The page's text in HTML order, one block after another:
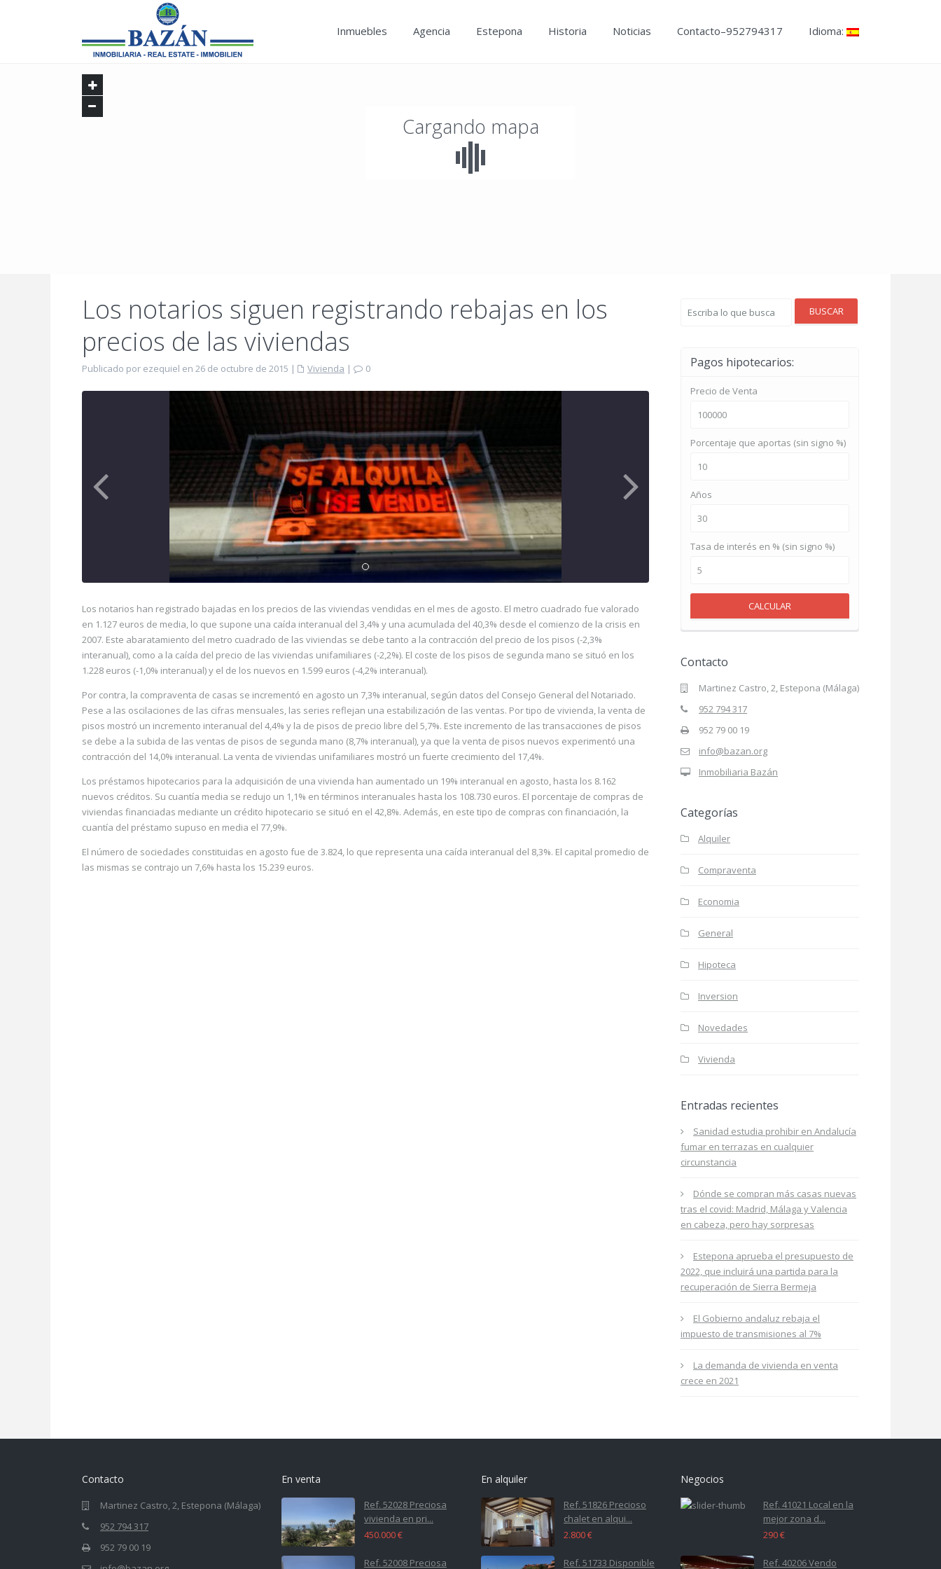
Inmuebles Agencia Estepona Historia Noticias Contacto–952794317 Idioma:
Cargando mapa
Los notarios siguen registrando rebajas en los
precios de las viviendas
Publicado por ezequiel en 26 de octubre de 2015 | Vivienda | 0
Los notarios han registrado bajadas en los precios de las viviendas vendidas en el mes de agosto. El metro cuadrado fue valorado
en 1.127 euros de media, lo que supone una caída interanual del 3,4% y una acumulada del 40,3% desde el comienzo de la crisis en
2007. Este abaratamiento del metro cuadrado de las viviendas se debe tanto a la contracción del precio de los pisos (-2,3%
interanual), como a la caída del precio de las viviendas unifamiliares (-2,2%). El coste de los pisos de segunda mano se situó en los
1.228 euros (-1,0% interanual) y el de los nuevos en 1.599 euros (-4,2% interanual).
Por contra, la compraventa de casas se incrementó en agosto un 7,3% interanual, según datos del Consejo General del Notariado.
Pese a las oscilaciones de las cifras mensuales, las series reflejan una estabilización de las ventas. Por tipo de vivienda, la venta de
pisos mostró un incremento interanual del 4,4% y la de pisos de precio libre del 5,7%. Este incremento de las transacciones de pisos
se debe a la subida de las ventas de pisos de segunda mano (8,7% interanual), ya que la venta de pisos nuevos experimentó una
contracción del 14,0% interanual. La venta de viviendas unifamiliares mostró un fuerte crecimiento del 17,4%.
Los préstamos hipotecarios para la adquisición de una vivienda han aumentado un 19% interanual en agosto, hasta los 8.162
nuevos créditos. Su cuantía media se redujo un 1,1% en términos interanuales hasta los 108.730 euros. El porcentaje de compras de
viviendas financiadas mediante un crédito hipotecario se situó en el 42,8%. Además, en este tipo de compras con financiación, la
cuantía del préstamo supuso en media el 77,9%.
El número de sociedades constituidas en agosto fue de 3.824, lo que representa una caída interanual del 8,3%. El capital promedio de
las mismas se contrajo un 7,6% hasta los 15.239 euros.
BUSCAR
Pagos hipotecarios:
Precio de Venta
Porcentaje que aportas (sin signo %)
Años
Tasa de interés en % (sin signo %)
CALCULAR
Contacto
Martinez Castro, 2, Estepona (Málaga)
952 794 317
952 79 00 19
info@bazan.org
Inmobiliaria Bazán
Categorías
Alquiler
Compraventa
Economia
General
Hipoteca
Inversion
Novedades
Vivienda
Entradas recientes
Sanidad estudia prohibir en Andalucía
fumar en terrazas en cualquier
circunstancia
Dónde se compran más casas nuevas
tras el covid: Madrid, Málaga y Valencia
en cabeza, pero hay sorpresas
Estepona aprueba el presupuesto de
2022, que incluirá una partida para la
recuperación de Sierra Bermeja
El Gobierno andaluz rebaja el
impuesto de transmisiones al 7%
La demanda de vivienda en venta
crece en 2021
Contacto
Martinez Castro, 2, Estepona (Málaga)
952 794 317
952 79 00 19
En venta
Ref. 52028 Preciosa
vivienda en pri...
450.000 €
Ref. 52008 Preciosa
En alquiler
Ref. 51826 Precioso
chalet en alqui...
2.800 €
Ref. 51733 Disponible
Negocios
Ref. 41021 Local en la
mejor zona d...
290 €
Ref. 40206 Vendo